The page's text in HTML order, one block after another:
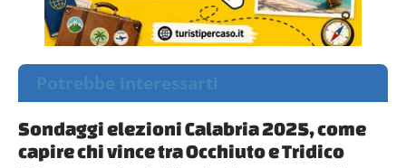
Potrebbe interessarti
Sondaggi elezioni Calabria 2025, come
capire chi vince tra Occhiuto e Tridico